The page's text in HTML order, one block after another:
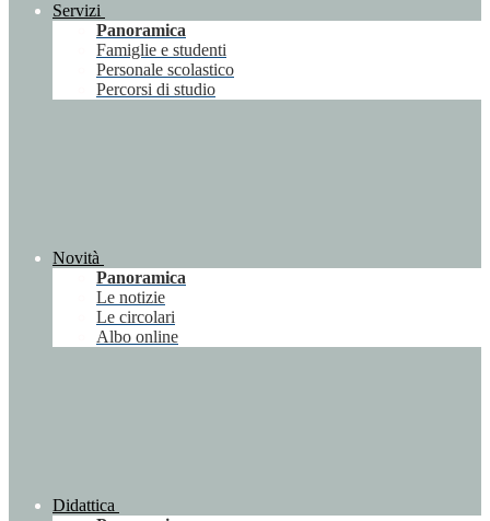
Servizi
Panoramica
Famiglie e studenti
Personale scolastico
Percorsi di studio
Novità
Panoramica
Le notizie
Le circolari
Albo online
Didattica